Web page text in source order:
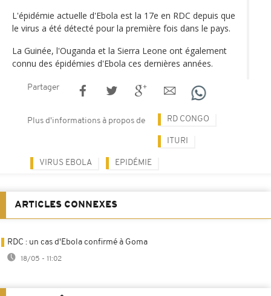
L'épidémie actuelle d'Ebola est la 17e en RDC depuis que
le virus a été détecté pour la première fois dans le pays.
La Guinée, l'Ouganda et la Sierra Leone ont également
connu des épidémies d'Ebola ces dernières années.
Partager
Plus d'informations à propos de RD CONGO
ITURI
VIRUS EBOLA EPIDÉMIE
ARTICLES CONNEXES
RDC : un cas d'Ebola confirmé à Goma
18/05 - 11:02